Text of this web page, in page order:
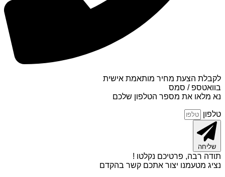
לקבלת הצעת מחיר מותאמת אישית
בוואטספ / סמס
נא מלאו את מספר הטלפון שלכם
טלפון
שליחה
תודה רבה, פרטיכם נקלטו !
נציג מטעמנו יצור אתכם קשר בהקדם